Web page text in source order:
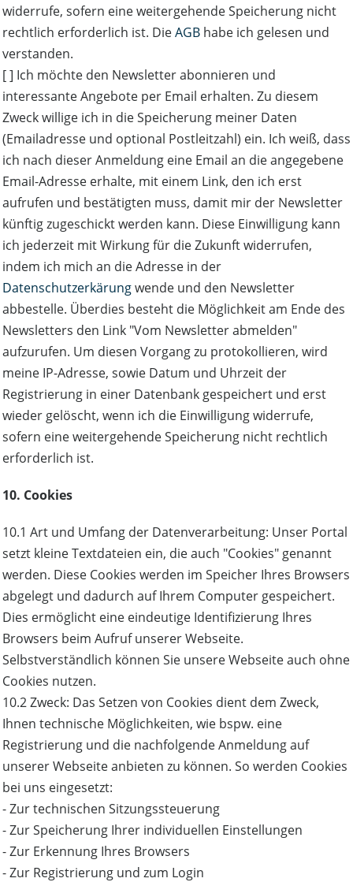
widerrufe, sofern eine weitergehende Speicherung nicht
rechtlich erforderlich ist. DieAGB habe ich gelesen und
verstanden.
[ ] Ich möchte den Newsletter abonnieren und
interessante Angebote per Email erhalten. Zu diesem
Zweck willige ich in die Speicherung meiner Daten
(Emailadresse und optional Postleitzahl) ein. Ich weiß, dass
ich nach dieser Anmeldung eine Email an die angegebene
Email-Adresse erhalte, mit einem Link, den ich erst
aufrufen und bestätigten muss, damit mir der Newsletter
künftig zugeschickt werden kann. Diese Einwilligung kann
ich jederzeit mit Wirkung für die Zukunft widerrufen,
indem ich mich an die Adresse in der
Datenschutzerkärungwende und den Newsletter
abbestelle. Überdies besteht die Möglichkeit am Ende des
Newsletters den Link "Vom Newsletter abmelden"
aufzurufen. Um diesen Vorgang zu protokollieren, wird
meine IP-Adresse, sowie Datum und Uhrzeit der
Registrierung in einer Datenbank gespeichert und erst
wieder gelöscht, wenn ich die Einwilligung widerrufe,
sofern eine weitergehende Speicherung nicht rechtlich
erforderlich ist.
10. Cookies
10.1 Art und Umfang der Datenverarbeitung: Unser Portal
setzt kleine Textdateien ein, die auch "Cookies" genannt
werden. Diese Cookies werden im Speicher Ihres Browsers
abgelegt und dadurch auf Ihrem Computer gespeichert.
Dies ermöglicht eine eindeutige Identifizierung Ihres
Browsers beim Aufruf unserer Webseite.
Selbstverständlich können Sie unsere Webseite auch ohne
Cookies nutzen.
10.2 Zweck: Das Setzen von Cookies dient dem Zweck,
Ihnen technische Möglichkeiten, wie bspw. eine
Registrierung und die nachfolgende Anmeldung auf
unserer Webseite anbieten zu können. So werden Cookies
bei uns eingesetzt:
- Zur technischen Sitzungssteuerung
- Zur Speicherung Ihrer individuellen Einstellungen
- Zur Erkennung Ihres Browsers
- Zur Registrierung und zum Login